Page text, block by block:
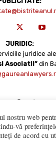
JURIDIC:
juridice ale
Asociatii” din
nostru web
vă
de acord cu